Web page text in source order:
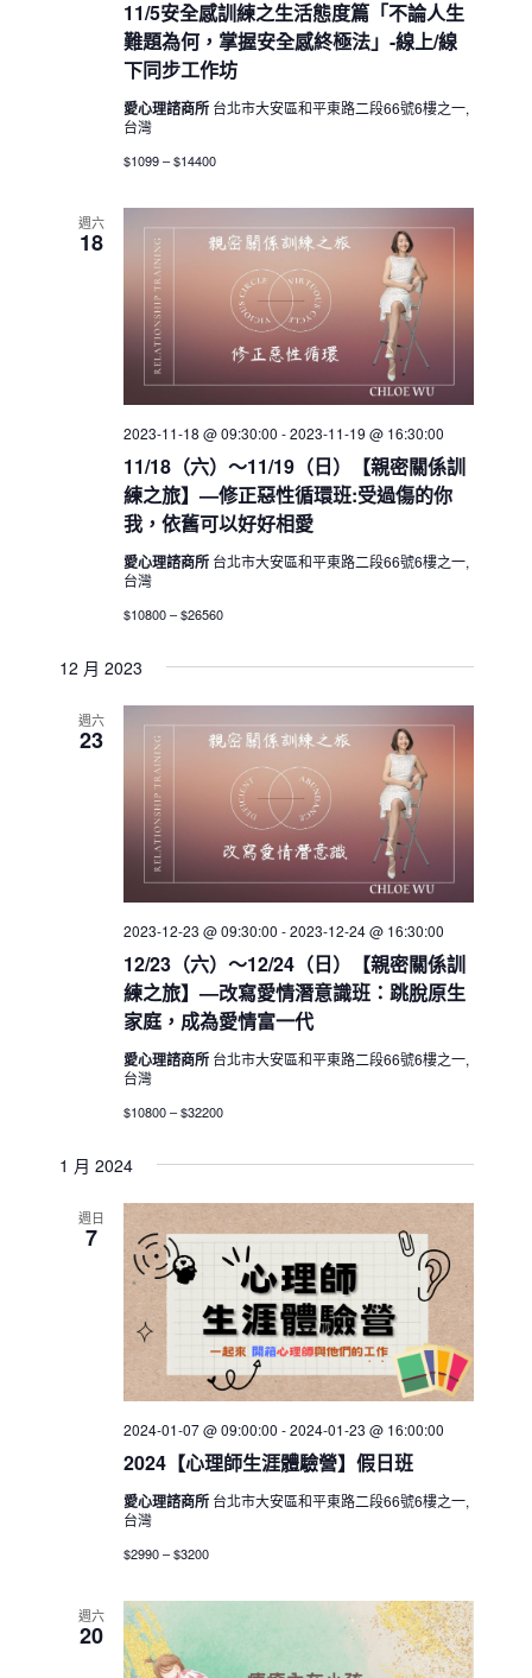
11/5安全感訓練之生活態度篇「不論人生
難題為何，掌握安全感終極法」-線上/線
下同步工作坊
愛心理諮商所 台北市大安區和平東路二段66號6樓之一,
台灣
$1099 – $14400
週六
18
11/18（六）～11/19（日）【親密關係訓
練之旅】—修正惡性循環班:受過傷的你
我，依舊可以好好相愛
2023-11-18 @ 09:30:00 -2023-11-19 @ 16:30:00
愛心理諮商所 台北市大安區和平東路二段66號6樓之一,
台灣
$10800 – $26560
12 月 2023
週六
23
12/23（六）～12/24（日）【親密關係訓
練之旅】—改寫愛情潛意識班：跳脫原生
家庭，成為愛情富一代
2023-12-23 @ 09:30:00 -2023-12-24 @ 16:30:00
愛心理諮商所 台北市大安區和平東路二段66號6樓之一,
台灣
$10800 – $32200
1 月 2024
週日
7
2024【心理師生涯體驗營】假日班
2024-01-07 @ 09:00:00 -2024-01-23 @ 16:00:00
愛心理諮商所 台北市大安區和平東路二段66號6樓之一,
台灣
$2990 – $3200
週六
20